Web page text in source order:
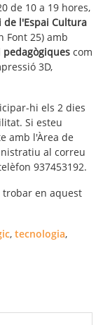
de 10 a 19 hores,
de l'Espai Cultura
Font 25) amb
com
3D,
hi els 2 dies
Si esteu
amb l'Àrea de
al correu
937453192.
trobar en aquest
, tecnologia,